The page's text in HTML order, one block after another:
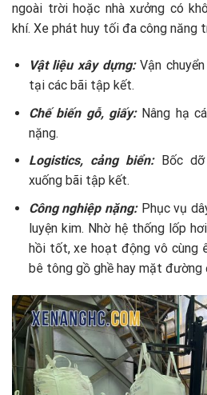
ngoài trời hoặc nhà xưởng có
khí. Xe phát huy tối đa công năng
Vật liệu xây dựng:Vận
tại các bãi tập kết.
Chế biến gỗ, giấy: Nâng hạ
nặng.
Logistics, cảng biển:
Bốc
xuống bãi tập kết.
Công nghiệp nặng:Phục vụ
luyện kim. Nhờ hệ thống lốp
hồi tốt, xe hoạt động vô cùng
bê tông gồ ghề hay mặt đường